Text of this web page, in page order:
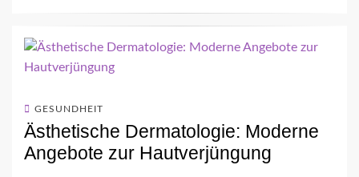
GESUNDHEIT
Ästhetische Dermatologie: Moderne
Angebote zur Hautverjüngung